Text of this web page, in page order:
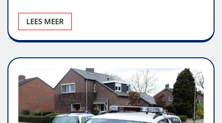
LEES MEER